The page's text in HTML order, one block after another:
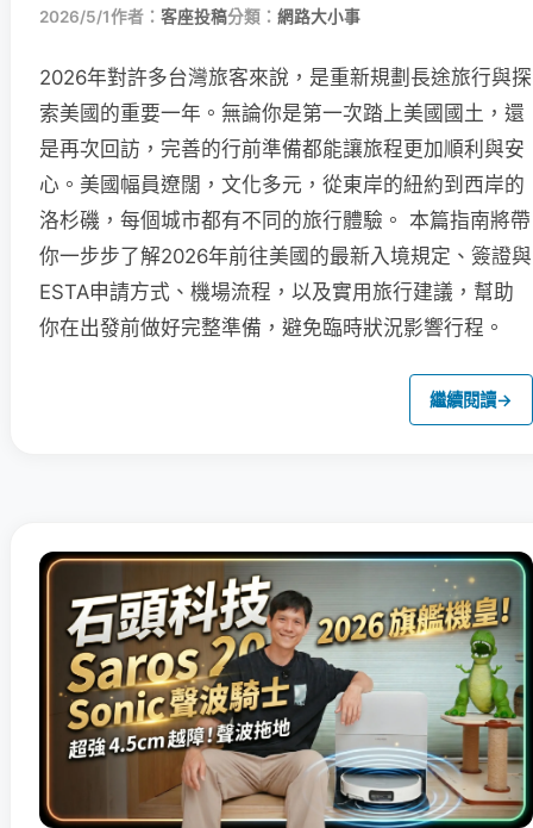
2026/5/1作者： 客座投稿分類： 網路大小事
2026年對許多台灣旅客來說，是重新規劃長途旅行與探
索美國的重要一年。無論你是第一次踏上美國國土，還
是再次回訪，完善的行前準備都能讓旅程更加順利與安
心。美國幅員遼闊，文化多元，從東岸的紐約到西岸的
洛杉磯，每個城市都有不同的旅行體驗。 本篇指南將帶
你一步步了解2026年前往美國的最新入境規定、簽證與
ESTA申請方式、機場流程，以及實用旅行建議，幫助
你在出發前做好完整準備，避免臨時狀況影響行程。
繼續閱讀→